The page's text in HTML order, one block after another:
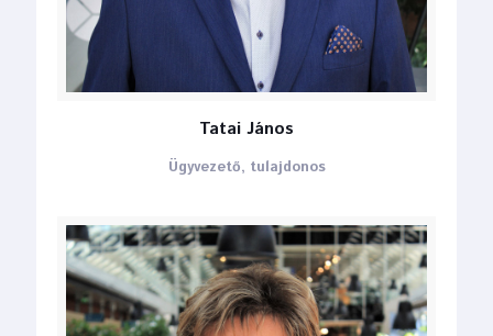
Tatai János
Ügyvezető, tulajdonos